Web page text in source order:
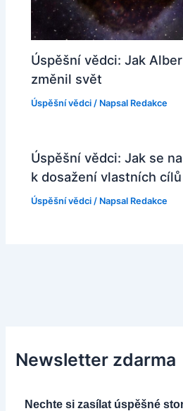
Úspěšní vědci: Jak
změnil svět
Úspěšní vědci / Napsal Redakce
Úspěšní vědci: Jak se
k dosažení vlastních cílů
Úspěšní vědci / Napsal Redakce
Newsletter zdarma
Nechte si zasílat úspěšné